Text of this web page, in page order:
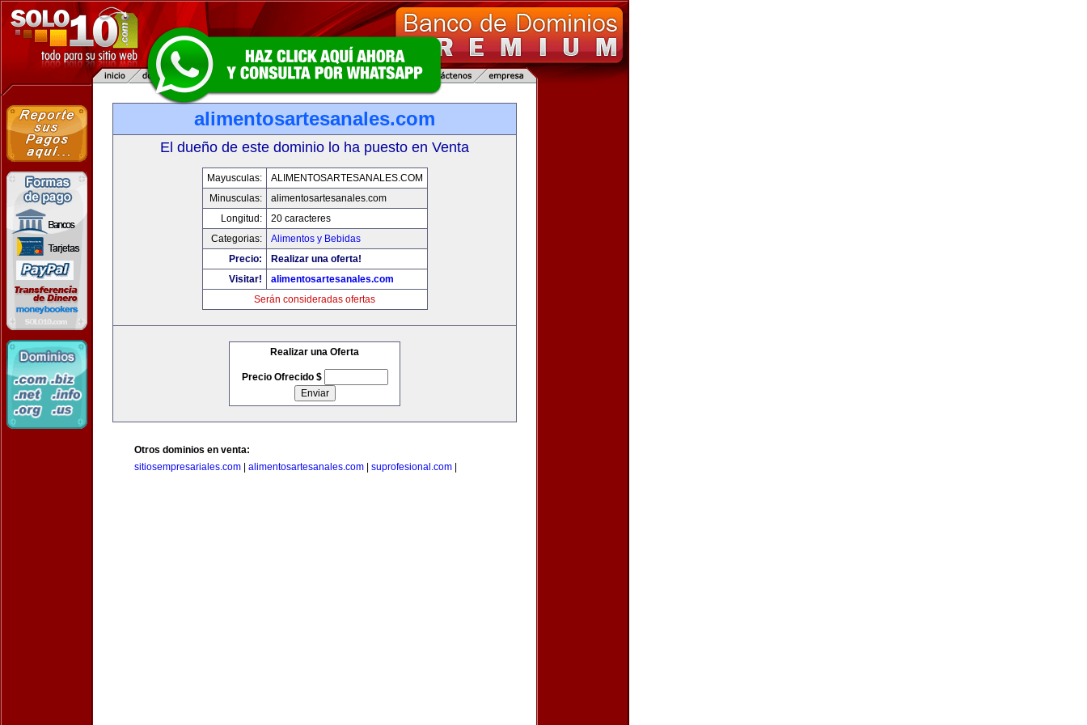
alimentosartesanales.com
El dueño de este dominio lo ha puesto en Venta
Mayusculas:
ALIMENTOSARTESANALES.COM
Minusculas:
alimentosartesanales.com
Longitud:
20 caracteres
Categorias:
Alimentos y Bebidas
Precio:
Realizar una oferta!
Visitar!
alimentosartesanales.com
Serán consideradas ofertas
Realizar una Oferta
Precio Ofrecido $
Otros dominios en venta:
sitiosempresariales.com
alimentosartesanales.com suprofesional.com